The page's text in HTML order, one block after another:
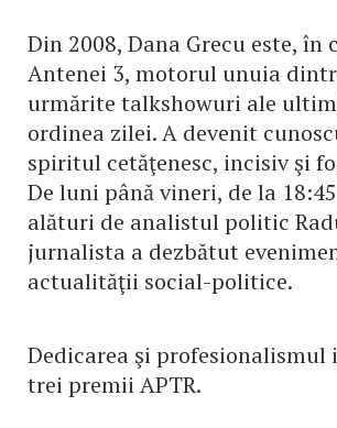
Din 2008, Dana Grecu este, în
Antenei 3, motorul unuia
urmărite talkshowuri ale
ordinea zilei. A devenit
spiritul cetăţenesc, incisiv şi
De luni până vineri, de la
alături de analistul politic
jurnalista a dezbătut
actualităţii social-politice.
Dedicarea şi profesionalismul
trei premii APTR.